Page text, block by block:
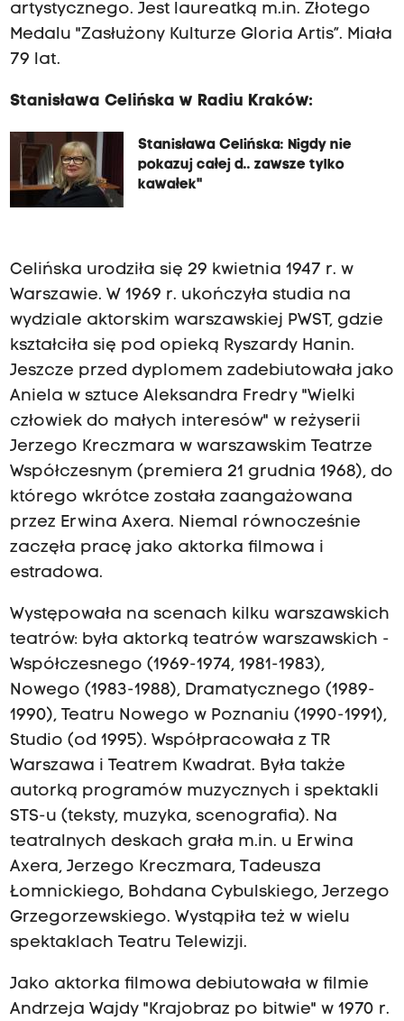
artystycznego. Jest laureatką m.in. Złotego
Medalu "Zasłużony Kulturze Gloria Artis”. Miała
79 lat.
Stanisława Celińska w Radiu Kraków:
Stanisława Celińska: Nigdy nie
pokazuj całej d.. zawsze tylko
kawałek"
Celińska urodziła się 29 kwietnia 1947 r. w
Warszawie. W 1969 r. ukończyła studia na
wydziale aktorskim warszawskiej PWST, gdzie
kształciła się pod opieką Ryszardy Hanin.
Jeszcze przed dyplomem zadebiutowała jako
Aniela w sztuce Aleksandra Fredry "Wielki
człowiek do małych interesów" w reżyserii
Jerzego Kreczmara w warszawskim Teatrze
Współczesnym (premiera 21 grudnia 1968), do
którego wkrótce została zaangażowana
przez Erwina Axera. Niemal równocześnie
zaczęła pracę jako aktorka filmowa i
estradowa.
Występowała na scenach kilku warszawskich
teatrów: była aktorką teatrów warszawskich -
Współczesnego (1969-1974, 1981-1983),
Nowego (1983-1988), Dramatycznego (1989-
1990), Teatru Nowego w Poznaniu (1990-1991),
Studio (od 1995). Współpracowała z TR
Warszawa i Teatrem Kwadrat. Była także
autorką programów muzycznych i spektakli
STS-u (teksty, muzyka, scenografia). Na
teatralnych deskach grała m.in. u Erwina
Axera, Jerzego Kreczmara, Tadeusza
Łomnickiego, Bohdana Cybulskiego, Jerzego
Grzegorzewskiego. Wystąpiła też w wielu
spektaklach Teatru Telewizji.
Jako aktorka filmowa debiutowała w filmie
Andrzeja Wajdy "Krajobraz po bitwie" w 1970 r.